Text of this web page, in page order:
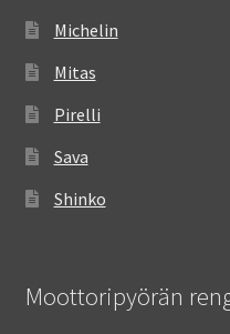
Michelin
Mitas
Pirelli
Sava
Shinko
Moottoripyörän